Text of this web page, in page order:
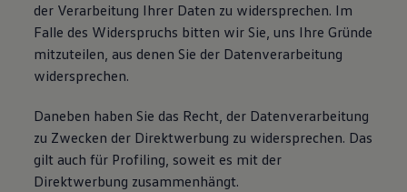
der Verarbeitung Ihrer Daten zu widersprechen. Im
Falle des Widerspruchs bitten wir Sie, uns Ihre Gründe
mitzuteilen, aus denen Sie der Datenverarbeitung
widersprechen.
Daneben haben Sie das Recht, der Datenverarbeitung
zu Zwecken der Direktwerbung zu widersprechen. Das
gilt auch für Profiling, soweit es mit der
Direktwerbung zusammenhängt.